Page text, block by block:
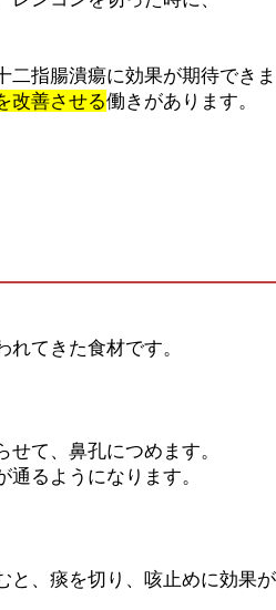
二指腸潰瘍に効果が期待でき
改善させる働きがあります。
てきた食材です。
て、鼻孔につめます。
るようになります。
と、痰を切り、咳止めに効果